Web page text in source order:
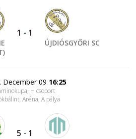
1 - 1
ÚJDIÓSGYŐRI SC
December 09 16:25
H csoport
Aréna, A pálya
5 - 1